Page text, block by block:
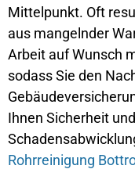
Mittelpunkt. Oft
aus mangelnder
Arbeit auf Wunsch
sodass Sie den
Ihnen Sicherheit
Rohrreinigung